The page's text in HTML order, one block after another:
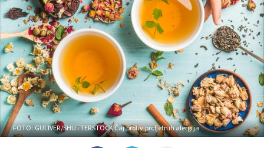
FOTO: GULIVER/SHUTTERSTOCKČaj protiv proljetnih alergija